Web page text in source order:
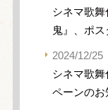
シネマ歌
鬼』、ポ
2024/12/25
シネマ歌
ペーンのお